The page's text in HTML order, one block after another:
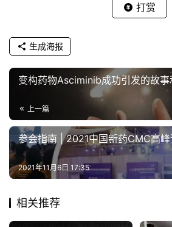
打赏
生成海报
变构药物Asciminib成功引发的故事
上一篇
参会指南 | 2021中国新药CMC高
2021年11月6日 17:35
相关推荐